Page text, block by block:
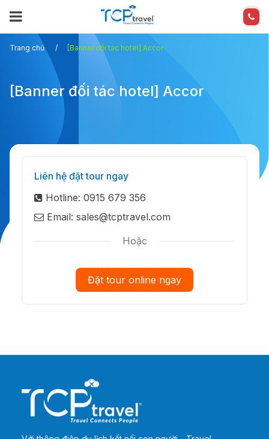
Trang chủ [Banner đối tác hotel] Accor
[Banner đối tác hotel] Accor
Liên hệ đặt tour ngay
Hotline: 0915 679 356
Email: sales@tcptravel.com
Hoặc
Đặt tour online ngay